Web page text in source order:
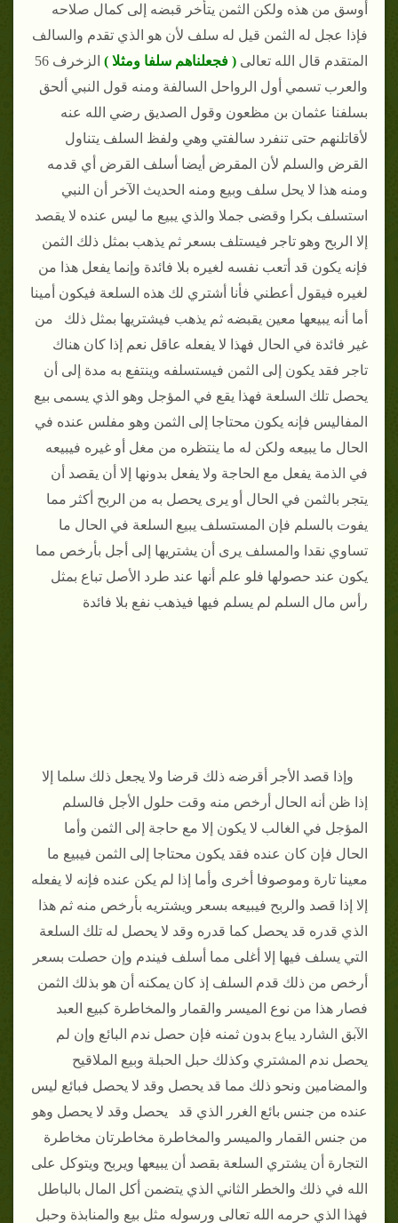
أوسق من هذه ولكن الثمن يتأخر قبضه إلى كمال صلاحه
فإذا عجل له الثمن قيل له سلف لأن هو الذي تقدم والسالف
المتقدم قال الله تعالى ( فجعلناهم سلفا ومثلا )
الزخرف 56
والعرب تسمي أول الرواحل السالفة ومنه قول النبي ألحق
بسلفنا عثمان بن مظعون وقول الصديق رضي الله عنه
لأقاتلنهم حتى تنفرد سالفتي وهي ولفظ السلف يتناول
القرض والسلم لأن المقرض أيضا أسلف القرض أي قدمه
ومنه هذا لا يحل سلف وبيع ومنه الحديث الآخر أن النبي
استسلف بكرا وقضى جملا والذي يبيع ما ليس عنده لا يقصد
إلا الربح وهو تاجر فيستلف بسعر ثم يذهب بمثل ذلك الثمن
فإنه يكون قد أتعب نفسه لغيره بلا فائدة وإنما يفعل هذا من
لغيره فيقول أعطني فأنا أشتري لك هذه السلعة فيكون أمينا
أما أنه يبيعها معين يقبضه ثم يذهب فيشتريها بمثل ذلك من
غير فائدة في الحال فهذا لا يفعله عاقل نعم إذا كان هناك
تاجر فقد يكون إلى الثمن فيستسلفه وينتفع به مدة إلى أن
يحصل تلك السلعة فهذا يقع في المؤجل وهو الذي يسمى بيع
المفاليس فإنه يكون محتاجا إلى الثمن وهو مفلس عنده في
الحال ما يبيعه ولكن له ما ينتظره من مغل أو غيره فيبيعه
في الذمة يفعل مع الحاجة ولا يفعل بدونها إلا أن يقصد أن
يتجر بالثمن في الحال أو يرى يحصل به من الربح أكثر مما
يفوت بالسلم فإن المستسلف يبيع السلعة في الحال ما
تساوي نقدا والمسلف يرى أن يشتريها إلى أجل بأرخص مما
يكون عند حصولها فلو علم أنها عند طرد الأصل تباع بمثل
رأس مال السلم لم يسلم فيها فيذهب نفع بلا فائدة
وإذا قصد الأجر أقرضه ذلك قرضا ولا يجعل ذلك سلما إلا
إذا ظن أنه الحال أرخص منه وقت حلول الأجل فالسلم
المؤجل في الغالب لا يكون إلا مع حاجة إلى الثمن وأما
الحال فإن كان عنده فقد يكون محتاجا إلى الثمن فيبيع ما
معينا تارة وموصوفا أخرى وأما إذا لم يكن عنده فإنه لا يفعله
إلا إذا قصد والربح فيبيعه بسعر ويشتريه بأرخص منه ثم هذا
الذي قدره قد يحصل كما قدره وقد لا يحصل له تلك السلعة
التي يسلف فيها إلا أغلى مما أسلف فيندم وإن حصلت بسعر
أرخص من ذلك قدم السلف إذ كان يمكنه أن هو بذلك الثمن
فصار هذا من نوع الميسر والقمار والمخاطرة كبيع العبد
الآبق الشارد يباع بدون ثمنه فإن حصل ندم البائع وإن لم
يحصل ندم المشتري وكذلك حبل الحبلة وبيع الملاقيح
والمضامين ونحو ذلك مما قد يحصل وقد لا يحصل فبائع ليس
عنده من جنس بائع الغرر الذي قد يحصل وقد لا يحصل وهو
من جنس القمار والميسر والمخاطرة مخاطرتان مخاطرة
التجارة أن يشتري السلعة بقصد أن يبيعها ويربح ويتوكل على
الله في ذلك والخطر الثاني الذي يتضمن أكل المال بالباطل
فهذا الذي حرمه الله تعالى ورسوله مثل بيع والمنابذة وحبل